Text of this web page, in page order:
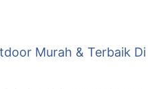
Murah & Terbaik